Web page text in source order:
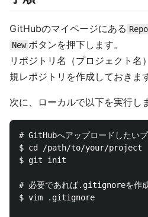
GitHubのマイページにある
New ボタンを押下します。
リポジトリ名（プロジェクト名
規レポジトリを作成しておきま
次に、ローカルで以下を実行し
# GitHubへアップロードしたいプ
$ cd /path/to/your/project
$ git init
# 必要であれば.gitignoreを作成
$ vim .gitignore